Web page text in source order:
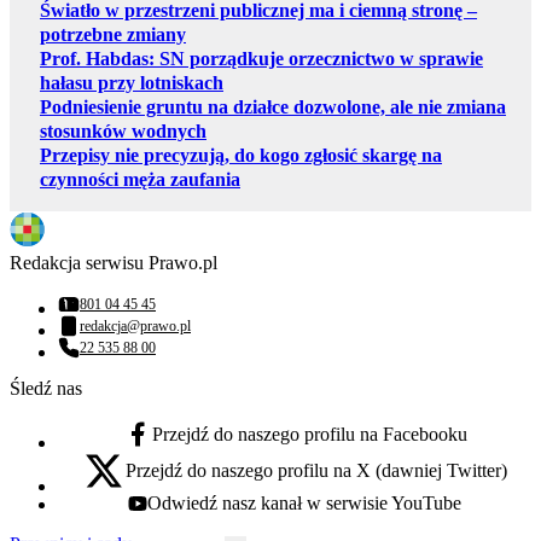
Światło w przestrzeni publicznej ma i ciemną stronę –
potrzebne zmiany
Prof. Habdas: SN porządkuje orzecznictwo w sprawie
hałasu przy lotniskach
Podniesienie gruntu na działce dozwolone, ale nie zmiana
stosunków wodnych
Przepisy nie precyzują, do kogo zgłosić skargę na
czynności męża zaufania
Redakcja serwisu Prawo.pl
Numer telefonu:
801 04 45 45
Adres email:
redakcja@prawo.pl
Numer telefonu:
22 535 88 00
Śledź nas
facebook - otwiera się w nowej karcie
Przejdź do naszego profilu na Facebooku
x - otwiera się w nowej karcie
Przejdź do naszego profilu na X (dawniej Twitter)
youtube - otwiera się w nowej karcie
Odwiedź nasz kanał w serwisie YouTube